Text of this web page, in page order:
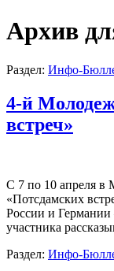
Архив
Раздел: Инфо-
4-й
встреч»
С 7 по 10 апреля в
«Потсдамских
России и Германии
участника
Раздел: Инфо-